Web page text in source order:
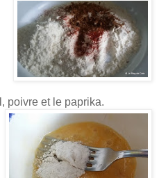
poivre et le paprika.